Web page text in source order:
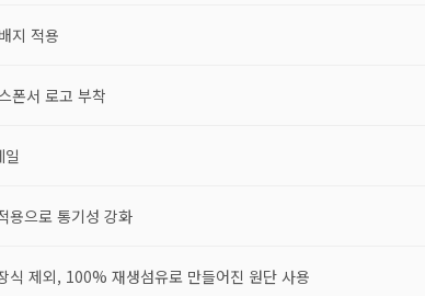
지 적용
폰서 로고 부착
용으로 통기성 강화
식 제외, 100% 재생섬유로 만들어진 원단 사용